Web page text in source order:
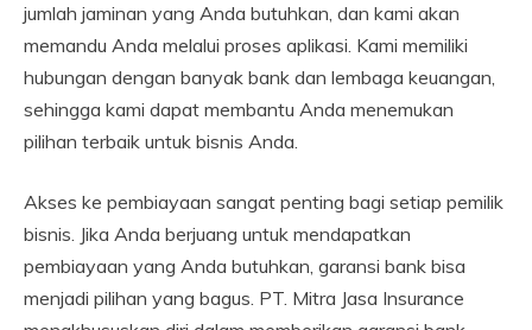
jumlah jaminan yang Anda butuhkan, dan kami akan
memandu Anda melalui proses aplikasi. Kami memiliki
hubungan dengan banyak bank dan lembaga keuangan,
sehingga kami dapat membantu Anda menemukan
pilihan terbaik untuk bisnis Anda.
Akses ke pembiayaan sangat penting bagi setiap pemilik
bisnis. Jika Anda berjuang untuk mendapatkan
pembiayaan yang Anda butuhkan, garansi bank bisa
menjadi pilihan yang bagus. PT. Mitra Jasa Insurance